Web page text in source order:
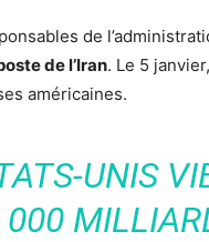
de
de l’Iran. Le 5
américaines.
UNIS